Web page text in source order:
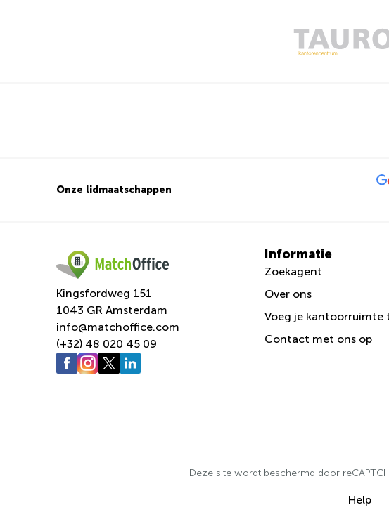
Onze lidmaatschappen
Kingsfordweg 151
1043 GR Amsterdam
info@matchoffice.com
(+32) 48 020 45 09
Informatie
Zoekagent
Over ons
Voeg je kantoorruimte
Сontact met ons op
Deze site wordt beschermd door
Help